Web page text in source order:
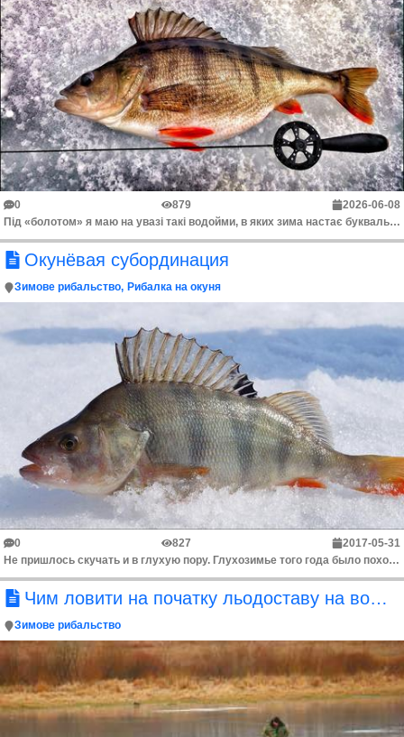
0 879
2026-06-08
Під «болотом» я маю на увазі такі водойми, в яких зима настає буквально через кілька днів після льодоставу. Це, по-перше, невеликі й мілкі ставки, озе...
Окунёвая субординация
Зимове рибальство Рибалка на окуня
0 827
2017-05-31
Не пришлось скучать и в глухую пору. Глухозимье того года было похоже на первый лед позапрошлого – рыба ловилась всегда. Но каким бы клевым ни было гл...
Чим ловити на початку льодоставу на водосховищах?
Зимове рибальство